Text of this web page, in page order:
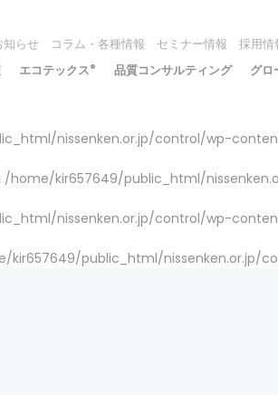
知らせ コラム・各種情報 セミナー情報 採用情
エコテックス® 品質コンサルティング グロ
nissenken.or.jp/control/wp-
/home/kir657649/public_html/
nissenken.or.jp/control/wp-
kir657649/public_html/